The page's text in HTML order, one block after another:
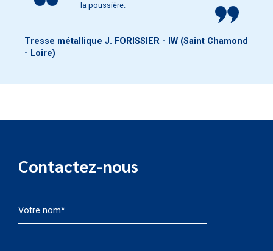
la poussière.
Tresse métallique J. FORISSIER - IW (Saint Chamond
- Loire)
Contactez-nous